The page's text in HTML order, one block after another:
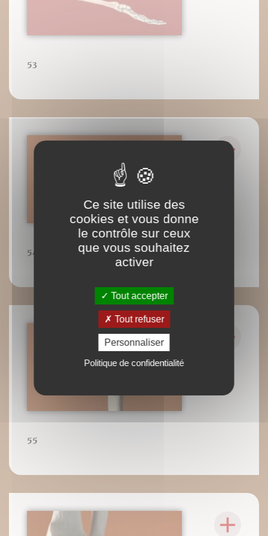
53
54
55
Ce site utilise des
cookies et vous donne
le contrôle sur ceux
que vous souhaitez
activer
Tout accepter
Tout refuser
Personnaliser
Politique de confidentialité